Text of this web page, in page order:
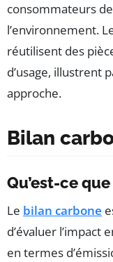
consommateurs
l’environnement.
réutilisent des
d’usage, illustrent
approche.
Bilan
Qu’est-ce
Le bilan carbone
d’évaluer l’impact
en termes